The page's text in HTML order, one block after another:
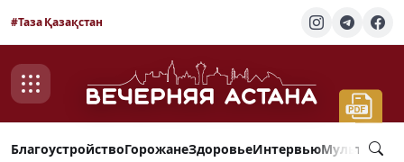
#Таза Қазақстан
БлагоустройствоГорожанеЗдоровьеИнтервью